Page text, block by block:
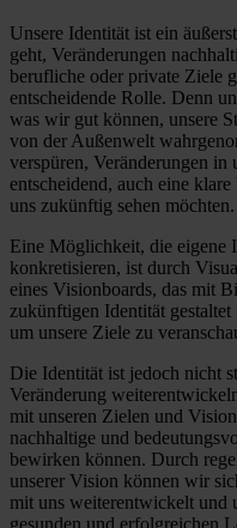
Unsere Identität ist ein
geht, Veränderungen
berufliche oder private Ziele
entscheidende Rolle. Denn
was wir gut können, unsere
von der Außenwelt
verspüren, Veränderungen in
entscheidend, auch eine
uns zukünftig sehen möchten.
Eine Möglichkeit, die eigene
konkretisieren, ist durch
eines Visionboards, das mit
zukünftigen Identität
um unsere Ziele zu
Die Identität ist jedoch nicht
Veränderung
mit unseren Zielen und
nachhaltige und
bewirken können. Durch
unserer Vision können wir
mit uns weiterentwickelt und